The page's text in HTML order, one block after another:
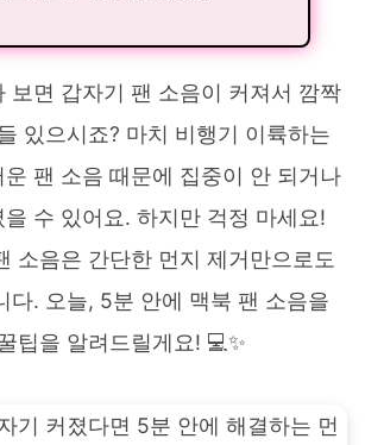
보면 갑자기 팬 소음이 커져서 깜짝
있으시죠? 마치 비행기 이륙하는
팬 소음 때문에 집중이 안 되거나
수 있어요. 하지만 걱정 마세요!
소음은 간단한 먼지 제거만으로도
다. 오늘, 5분 안에 맥북 팬 소음을
팁을 알려드릴게요! 💻✨